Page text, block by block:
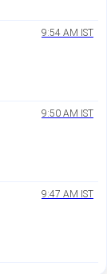
9:54 AM IST
9:50 AM IST
9:47 AM IST